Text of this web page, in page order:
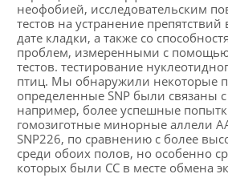
неофобией, исследовательским
тестов на устранение
дате кладки, а также со
проблем, измеренными с
тестов. тестирование
птиц. Мы обнаружили некоторые
определенные SNP были связаны
например, более успешные
гомозиготные минорные аллели
SNP226, по сравнению с более
среди обоих полов, но особенно
которых были CC в месте обмена